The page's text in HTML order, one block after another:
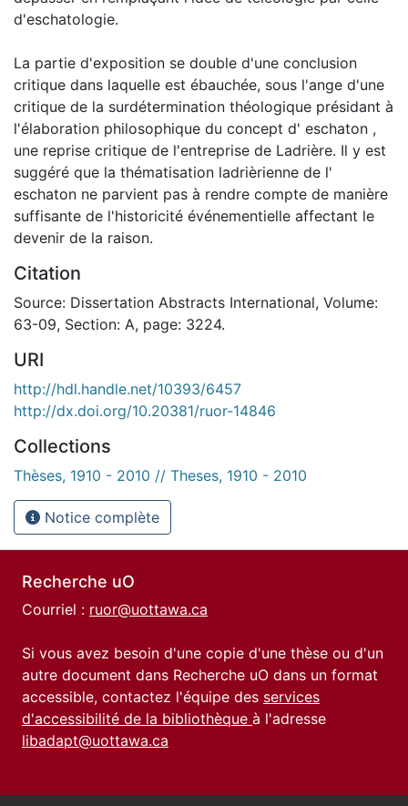
d'eschatologie.
La partie d'exposition se double d'une conclusion
critique dans laquelle est ébauchée, sous l'ange d'une
critique de la surdétermination théologique présidant à
l'élaboration philosophique du concept d' eschaton ,
une reprise critique de l'entreprise de Ladrière. Il y est
suggéré que la thématisation ladrièrienne de l'
eschaton ne parvient pas à rendre compte de manière
suffisante de l'historicité événementielle affectant le
devenir de la raison.
Citation
Source: Dissertation Abstracts International, Volume:
63-09, Section: A, page: 3224.
URI
http://hdl.handle.net/10393/6457
http://dx.doi.org/10.20381/ruor-14846
Collections
Thèses, 1910 - 2010 // Theses, 1910 - 2010
Notice complète
Recherche uO
Courriel : ruor@uottawa.ca
Si vous avez besoin d'une copie d'une thèse ou d'un
autre document dans Recherche uO dans un format
accessible, contactez l'équipe des services
d'accessibilité de la bibliothèque à l'adresse
libadapt@uottawa.ca